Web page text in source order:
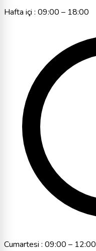
Hafta içi : 09:00 – 18:00
Cumartesi : 09:00 – 12:00